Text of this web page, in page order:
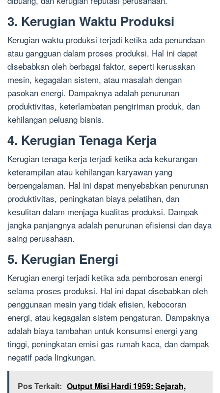
3. Kerugian Waktu Produksi
Kerugian waktu produksi terjadi ketika ada penundaan
atau gangguan dalam proses produksi. Hal ini dapat
disebabkan oleh berbagai faktor, seperti kerusakan
mesin, kegagalan sistem, atau masalah dengan
pasokan energi. Dampaknya adalah penurunan
produktivitas, keterlambatan pengiriman produk, dan
kehilangan peluang bisnis.
4. Kerugian Tenaga Kerja
Kerugian tenaga kerja terjadi ketika ada kekurangan
keterampilan atau kehilangan karyawan yang
berpengalaman. Hal ini dapat menyebabkan penurunan
produktivitas, peningkatan biaya pelatihan, dan
kesulitan dalam menjaga kualitas produksi. Dampak
jangka panjangnya adalah penurunan efisiensi dan daya
saing perusahaan.
5. Kerugian Energi
Kerugian energi terjadi ketika ada pemborosan energi
selama proses produksi. Hal ini dapat disebabkan oleh
penggunaan mesin yang tidak efisien, kebocoran
energi, atau kegagalan sistem pengaturan. Dampaknya
adalah biaya tambahan untuk konsumsi energi yang
tinggi, peningkatan emisi gas rumah kaca, dan dampak
negatif pada lingkungan.
Pos Terkait: Output Misi Hardi 1959: Sejarah,